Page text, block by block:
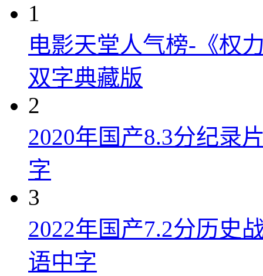
1
电影天堂人气榜-《权
双字典藏版
2
2020年国产8.3分纪录
字
3
2022年国产7.2分历史
语中字